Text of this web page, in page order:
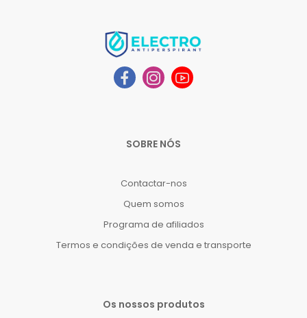
SOBRE NÓS
Contactar-nos
Quem somos
Programa de afiliados
Termos e condições de venda e transporte
Os nossos produtos